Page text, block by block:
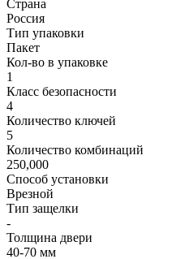
Страна
Россия
Тип упаковки
Пакет
Кол-во в упаковке
1
Класс безопасности
4
Количество ключей
5
Количество комбинаций
250,000
Способ установки
Врезной
Тип защелки
-
Толщина двери
40-70 мм